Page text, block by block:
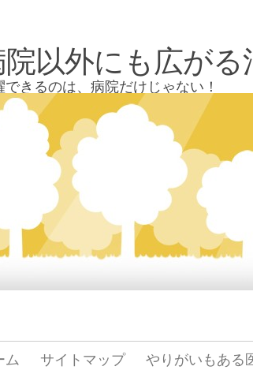
院以外にも広がる
できるのは、病院だけじゃない！
ム サイトマップ やりがいもある